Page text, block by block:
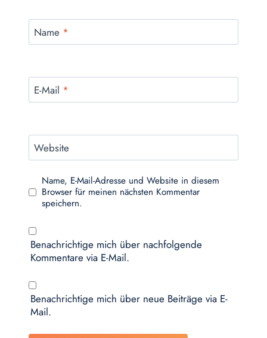
Name *
E-Mail *
Website
Name, E-Mail-Adresse und Website in diesem
Browser für meinen nächsten Kommentar
speichern.
Benachrichtige mich über nachfolgende
Kommentare via E-Mail.
Benachrichtige mich über neue Beiträge via E-
Mail.